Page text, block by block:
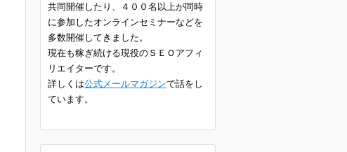
共同開催したり、４００名以上が同時
に参加したオンラインセミナーなどを
多数開催してきました。
現在も稼ぎ続ける現役のＳＥＯアフィ
リエイターです。
詳しくは公式メールマガジンで話をし
ています。